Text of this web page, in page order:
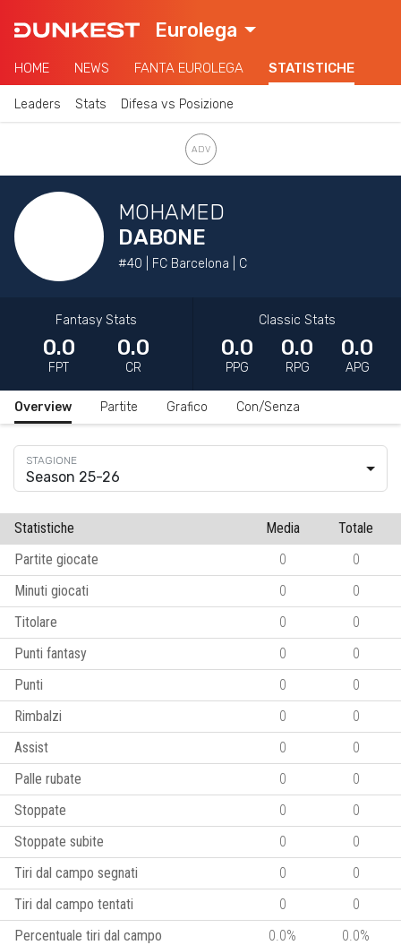
Eurolega
HOME NEWS FANTA EUROLEGA STATISTICHE
Leaders Stats Difesa vs Posizione
MOHAMED
DABONE
#40 | FC Barcelona | C
Fantasy Stats
0.0
FPT
0.0
CR
Classic Stats
0.0
PPG
0.0
RPG
0.0
APG
Overview Partite Grafico Con/Senza
Season 25-26
Statistiche Media
Totale
Partite giocate
0
0
Minuti giocati
0
0
Titolare
0
0
Punti fantasy
0
0
Punti
0
0
Rimbalzi
0
0
Assist
0
0
Palle rubate
0
0
Stoppate
0
0
Stoppate subite
0
0
Tiri dal campo segnati
0
0
Tiri dal campo tentati
0
0
Percentuale tiri dal campo
0.0%
0.0%